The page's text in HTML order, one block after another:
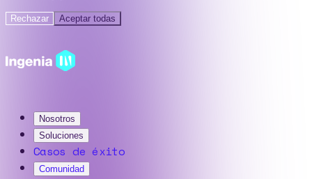
Rechazar Aceptar todas
Nosotros
Soluciones
Casos de éxito
Comunidad